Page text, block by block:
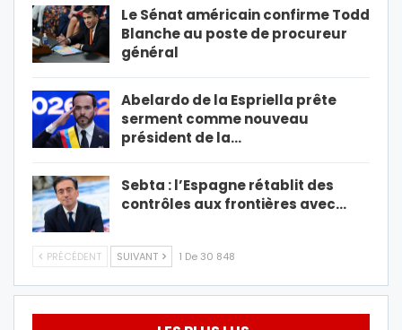
Le Sénat américain confirme Todd
Blanche au poste de procureur
général
Abelardo de la Espriella prête
serment comme nouveau
président de la…
Sebta : l’Espagne rétablit des
contrôles aux frontières avec…
PRÉCÉDENT SUIVANT 1 De 30 848